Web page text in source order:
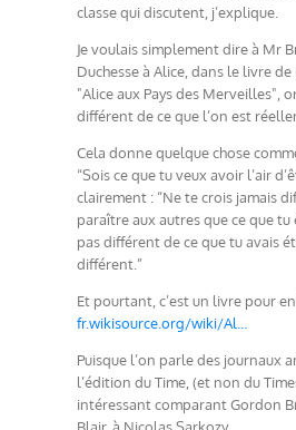
classe qui discutent, j’explique.
Je voulais simplement dire à Mr
Duchesse à Alice, dans le livre
"Alice aux Pays des Merveilles",
différent de ce que l’on est
Cela donne quelque chose
“Sois ce que tu veux avoir l’air
clairement : “Ne te crois jamais
paraître aux autres que ce que
pas différent de ce que tu avais
différent.”
Et pourtant, c’est un livre pour
fr.wikisource.org/wiki/Al…
Puisque l’on parle des journaux
l’édition du Time, (et non du
intéressant comparant Gordon
Blair, à Nicolas Sarkozy.